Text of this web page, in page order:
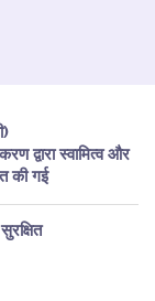
द्वारा स्वामित्व और
की गई